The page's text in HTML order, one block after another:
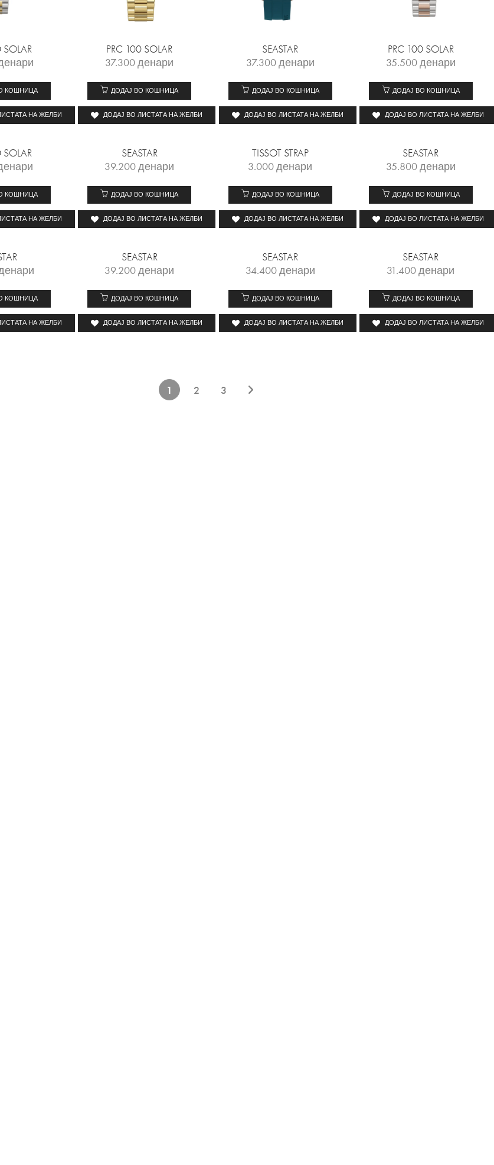
SOLAR
КОШНИЦА
НА ЖЕЛБИ
PRC 100 SOLAR
37.300денари
ДОДАЈ ВО КОШНИЦА
ДОДАЈ ВО ЛИСТАТА НА ЖЕЛБИ
SEASTAR
37.300денари
ДОДАЈ ВО КОШНИЦА
ДОДАЈ ВО ЛИСТАТА НА ЖЕЛБИ
PRC 100 SOLAR
35.500денари
ДОДАЈ ВО КОШНИЦА
ДОДАЈ ВО ЛИСТАТА НА ЖЕЛБИ
SOLAR
КОШНИЦА
НА ЖЕЛБИ
SEASTAR
39.200денари
ДОДАЈ ВО КОШНИЦА
ДОДАЈ ВО ЛИСТАТА НА ЖЕЛБИ
TISSOT STRAP
3.000денари
ДОДАЈ ВО КОШНИЦА
ДОДАЈ ВО ЛИСТАТА НА ЖЕЛБИ
SEASTAR
35.800денари
ДОДАЈ ВО КОШНИЦА
ДОДАЈ ВО ЛИСТАТА НА ЖЕЛБИ
КОШНИЦА
НА ЖЕЛБИ
SEASTAR
39.200денари
ДОДАЈ ВО КОШНИЦА
ДОДАЈ ВО ЛИСТАТА НА ЖЕЛБИ
SEASTAR
34.400денари
ДОДАЈ ВО КОШНИЦА
ДОДАЈ ВО ЛИСТАТА НА ЖЕЛБИ
SEASTAR
31.400денари
ДОДАЈ ВО КОШНИЦА
ДОДАЈ ВО ЛИСТАТА НА ЖЕЛБИ
1 2 3